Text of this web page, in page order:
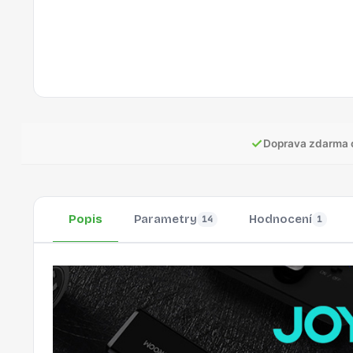
✓Doprava zdarma
Popis Parametry 14 Hodnocení 1